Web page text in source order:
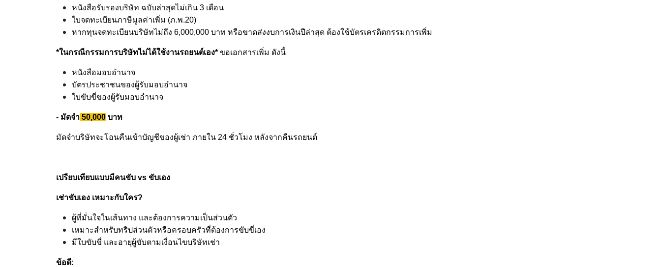
หนังสือรับรองบริษัท ฉบับล่าสุดไม่เกิน 3 เดือน
ใบจดทะเบียนภาษีมูลค่าเพิ่ม (ภ.พ.20)
หากทุนจดทะเบียนบริษัทไม่ถึง 6,000,000 บาท หรือขาดส่งงบการเงินปีล่าสุด ต้องใช้บัตรเครดิตกรรมการเพิ่ม
*ในกรณีกรรมการบริษัทไม่ได้ใช้งานรถยนต์เอง* ขอเอกสารเพิ่ม ดังนี้
หนังสือมอบอำนาจ
บัตรประชาชนของผู้รับมอบอำนาจ
ใบขับขี่ของผู้รับมอบอำนาจ
- มัดจำ 50,000 บาท
มัดจำบริษัทจะโอนคืนเข้าบัญชีของผู้เช่า ภายใน 24 ชั่วโมง หลังจากคืนรถยนต์
เปรียบเทียบแบบมีคนขับ vs ขับเอง
เช่าขับเอง เหมาะกับใคร?
ผู้ที่มั่นใจในเส้นทาง และต้องการความเป็นส่วนตัว
เหมาะสำหรับทริปส่วนตัวหรือครอบครัวที่ต้องการขับขี่เอง
มีใบขับขี่ และอายุผู้ขับตามเงื่อนไขบริษัทเช่า
ข้อดี: